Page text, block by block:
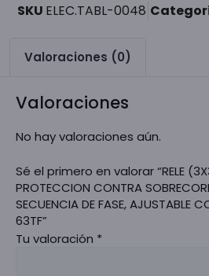
SKU ELEC.TABL-0048
Valoraciones (0)
Valoraciones
No hay valoraciones aún.
Sé el primero en valorar “RELE
PROTECCION CONTRA
SECUENCIA DE FASE, AJUSTABLE
63TF”
Tu valoración *